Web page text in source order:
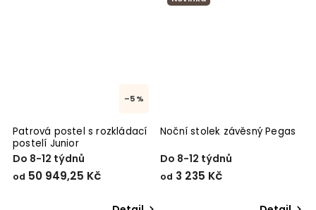
–5 %
Patrová postel s rozkládací
postelí Junior
Do 8-12 týdnů
od 50 949,25 Kč
Noční stolek závěsný Pegas
Do 8-12 týdnů
od 3 235 Kč